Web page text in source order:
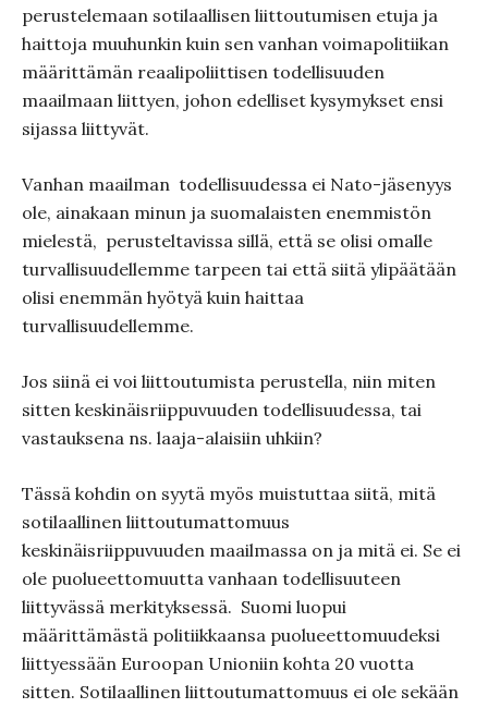
perustelemaan sotilaallisen liittoutumisen etuja ja
haittoja muuhunkin kuin sen vanhan voimapolitiikan
määrittämän reaalipoliittisen todellisuuden
maailmaan liittyen, johon edelliset kysymykset ensi
sijassa liittyvät.
Vanhan maailman todellisuudessa ei Nato-jäsenyys
ole, ainakaan minun ja suomalaisten enemmistön
mielestä, perusteltavissa sillä, että se olisi omalle
turvallisuudellemme tarpeen tai että siitä ylipäätään
olisi enemmän hyötyä kuin haittaa
turvallisuudellemme.
Jos siinä ei voi liittoutumista perustella, niin miten
sitten keskinäisriippuvuuden todellisuudessa, tai
vastauksena ns. laaja-alaisiin uhkiin?
Tässä kohdin on syytä myös muistuttaa siitä, mitä
sotilaallinen liittoutumattomuus
keskinäisriippuvuuden maailmassa on ja mitä ei. Se ei
ole puolueettomuutta vanhaan todellisuuteen
liittyvässä merkityksessä. Suomi luopui
määrittämästä politiikkaansa puolueettomuudeksi
liittyessään Euroopan Unioniin kohta 20 vuotta
sitten. Sotilaallinen liittoutumattomuus ei ole sekään